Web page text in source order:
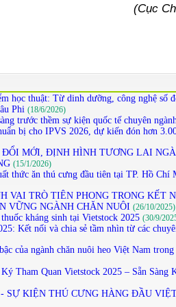
(Cục
học thuật: Từ dinh dưỡng, công nghệ số
Phi (18/6/2026)
trước thềm sự kiện quốc tế chuyên
bị cho IPVS 2026, dự kiến đón hơn
ĐỔI MỚI, ĐỊNH HÌNH TƯƠNG LAI
(15/1/2026)
thức ăn thú cưng đầu tiên tại TP. Hồ Chí
VAI TRÒ TIÊN PHONG TRONG KẾT
VỮNG NGÀNH CHĂN NUÔI (26/10/2025)
kháng sinh tại Vietstock 2025 (30/9/
Kết nối và chia sẻ tầm nhìn từ các
của ngành chăn nuôi heo Việt Nam
Tham Quan Vietstock 2025 – Sẵn Sàng
SỰ KIỆN THÚ CƯNG HÀNG ĐẦU